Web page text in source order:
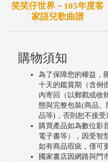
笑笑仔世界－105年度客
家語兒歌曲譜
購物須知
為了保障您的權益，
十天的鑑賞期（含例
內寄回（以郵戳或收
態與完整包裝(商品
品等)，否則恕不接受
購買產品如為數位影
電子書等），因受智
如有商品瑕疵，僅可
國家書店因網路與門